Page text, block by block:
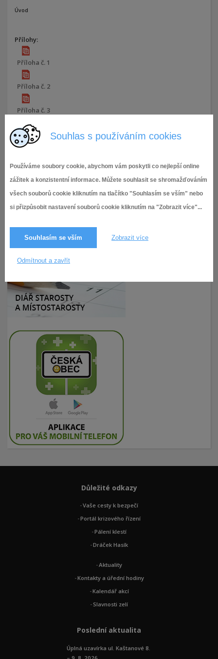
Souhlas s používáním cookies
Používáme soubory cookie, abychom vám poskytli co nejlepší online
zážitek a konzistentní informace. Můžete souhlasit se shromažďováním
všech souborů cookie kliknutím na tlačítko "Souhlasím se vším" nebo
si přizpůsobit nastavení souborů cookie kliknutím na "Zobrazit více"...
Souhlasím se vším Zobrazit více
Odmítnout a zavřít
Úvod
Přílohy:
Příloha č. 1
Příloha č. 2
Příloha č. 3
Příloha č. 4
Příloha č. 6
Zápis 40_IX.RMČ
Důležité odkazy
Vaše cesty k bezpečí
Portál krizového řízení
Pálení klestí
Dráček Hasík
Aktuality
Kontakty a úřední hodiny
Kalendář akcí
Slavnosti zelí
Poslední aktualita
Úplná uzavírka ul. Kaštanové 8.